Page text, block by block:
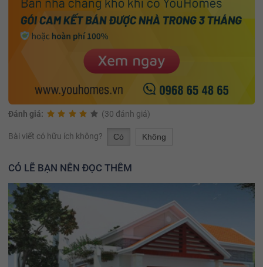
Đánh giá: (30 đánh giá)
Bài viết có hữu ích không? Có Không
CÓ LẼ BẠN NÊN ĐỌC THÊM